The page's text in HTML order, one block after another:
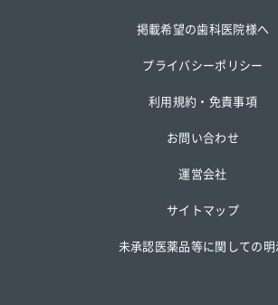
掲載希望の歯科医院様へ
プライバシーポリシー
利用規約・免責事項
お問い合わせ
運営会社
サイトマップ
未承認医薬品等に関しての明